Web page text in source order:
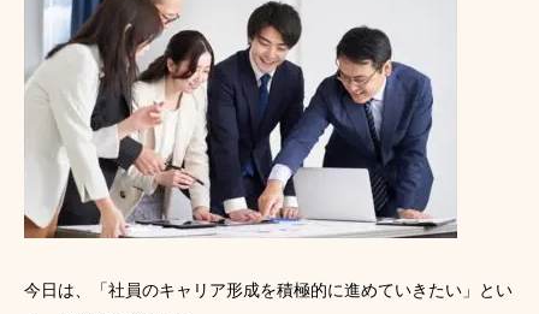
今日は、「社員のキャリア形成を積極的に進めていきたい」とい